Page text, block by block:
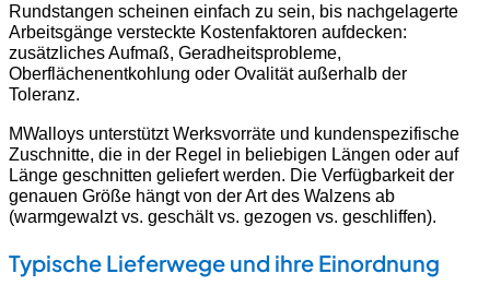
Rundstangen scheinen einfach zu sein, bis nachgelagerte
Arbeitsgänge versteckte Kostenfaktoren aufdecken:
zusätzliches Aufmaß, Geradheitsprobleme,
Oberflächenentkohlung oder Ovalität außerhalb der
Toleranz.
MWalloys unterstützt Werksvorräte und kundenspezifische
Zuschnitte, die in der Regel in beliebigen Längen oder auf
Länge geschnitten geliefert werden. Die Verfügbarkeit der
genauen Größe hängt von der Art des Walzens ab
(warmgewalzt vs. geschält vs. gezogen vs. geschliffen).
Typische Lieferwege und ihre Einordnung